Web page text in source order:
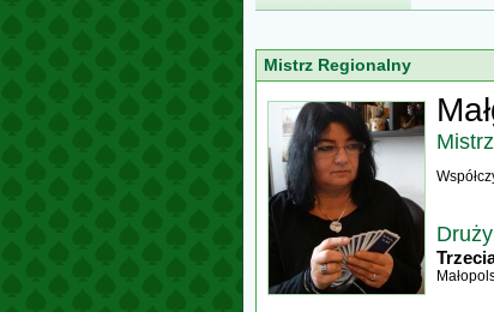
Mistrz Regionalny